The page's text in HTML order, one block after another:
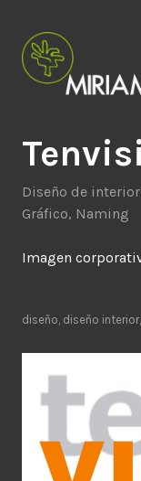
contenido
Estudio
Diseño de
Gráfico, Naming
Imagen
diseño diseño interior,